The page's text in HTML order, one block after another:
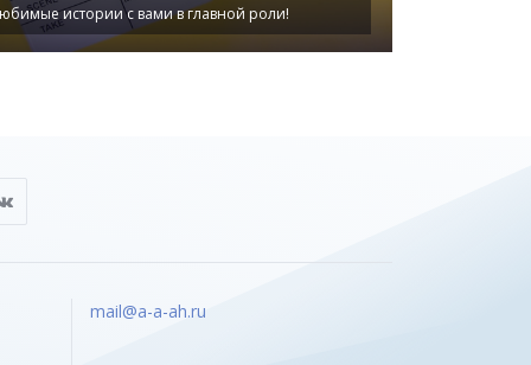
истории с вами в главной роли!
mail@a-a-ah.ru